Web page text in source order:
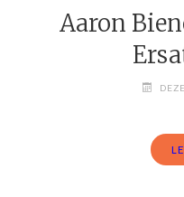
Aaron